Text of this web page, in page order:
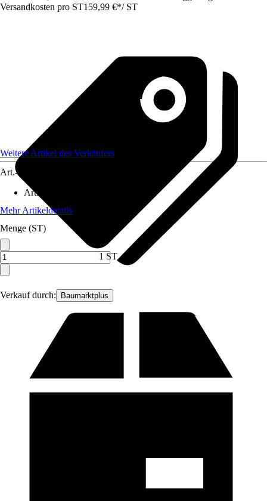
Versandkosten pro ST159,99 €*/ ST
Verkauf durch: Baumarktplus
Weitere Artikel des Verkäufers
Art.-Nr.
Artikeltyp
Mehr Artikeldetails
Menge (ST)
1 ST